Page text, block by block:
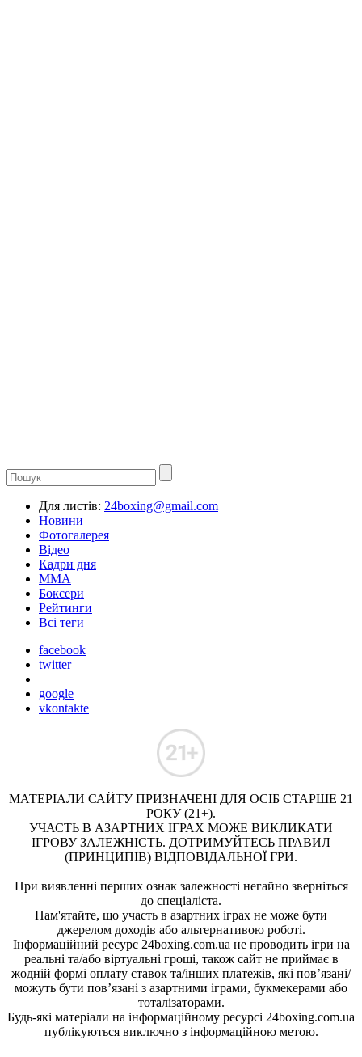
Для листів: 24boxing@gmail.com
Новини
Фотогалерея
Відео
Кадри дня
ММА
Боксери
Рейтинги
Всі теги
facebook
twitter
google
vkontakte
МАТЕРІАЛИ САЙТУ ПРИЗНАЧЕНІ ДЛЯ ОСІБ СТАРШЕ 21
РОКУ (21+).
УЧАСТЬ В АЗАРТНИХ ІГРАХ МОЖЕ ВИКЛИКАТИ
ІГРОВУ ЗАЛЕЖНІСТЬ. ДОТРИМУЙТЕСЬ ПРАВИЛ
(ПРИНЦИПІВ) ВІДПОВІДАЛЬНОЇ ГРИ.
При виявленні перших ознак залежності негайно зверніться
до спеціаліста.
Пам'ятайте, що участь в азартних іграх не може бути
джерелом доходів або альтернативою роботі.
Інформаційний ресурс 24boxing.com.ua не проводить ігри на
реальні та/або віртуальні гроші, також сайт не приймає в
жодній формі оплату ставок та/інших платежів, які пов’язані/
можуть бути пов’язані з азартними іграми, букмекерами або
тоталізаторами.
Будь-які матеріали на інформаційному ресурсі 24boxing.com.ua
публікуються виключно з інформаційною метою.